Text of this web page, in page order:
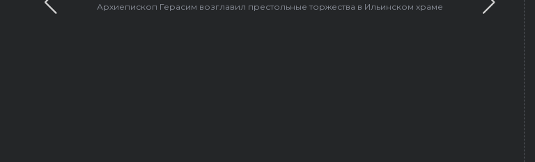
В праздник святого Серафима Саровского архиепископ Герасим совершил Литургию в Покровском